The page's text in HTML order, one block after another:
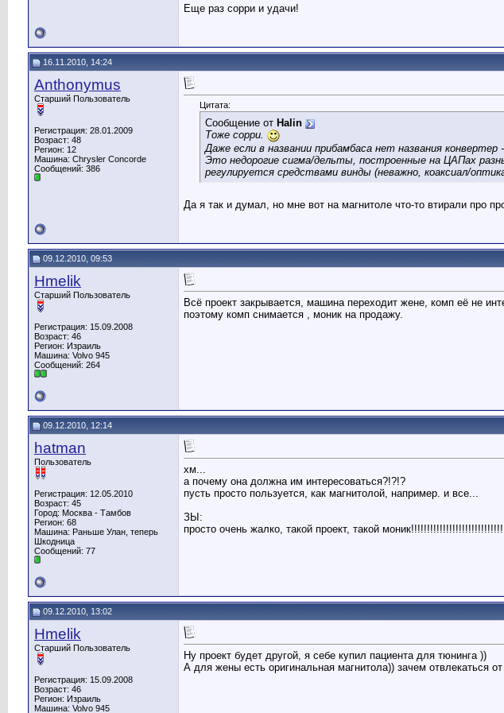
Еще раз сорри и удачи!
16.11.2010, 14:24
Anthonymus
Старший Пользователь
Регистрация: 28.01.2009
Возраст: 48
Регион: 12
Машина: Chrysler Concorde
Сообщений: 386
Цитата:
Сообщение от Halin
Тоже сорри.
Даже если в названии прибамбаса нет названия
Это недорогие сигма/дельты, построенные на ЦАПах
регулируется средствами винды (неважно, коаксиал/
Да я так и думал, но мне вот на магнитоле что-то втирали про
09.12.2010, 09:53
Hmelik
Старший Пользователь
Регистрация: 15.09.2008
Возраст: 46
Регион: Израиль
Машина: Volvo 945
Сообщений: 264
Всё проект закрывается, машина переходит жене, комп её не
поэтому комп снимается , моник на продажу.
09.12.2010, 12:14
hatman
Пользователь
Регистрация: 12.05.2010
Возраст: 45
Город: Москва - Тамбов
Регион: 68
Машина: Раньше Улан, теперь
Шкодница
Сообщений: 77
хм...
а почему она должна им интересоваться?!?!?
пусть просто пользуется, как магнитолой, например. и все...
ЗЫ:
просто очень жалко, такой проект, такой
09.12.2010, 13:02
Hmelik
Старший Пользователь
Регистрация: 15.09.2008
Возраст: 46
Регион: Израиль
Машина: Volvo 945
Ну проект будет другой, я себе купил пациента для тюнинга ))
А для жены есть оригинальная магнитола)) зачем отвлекаться от